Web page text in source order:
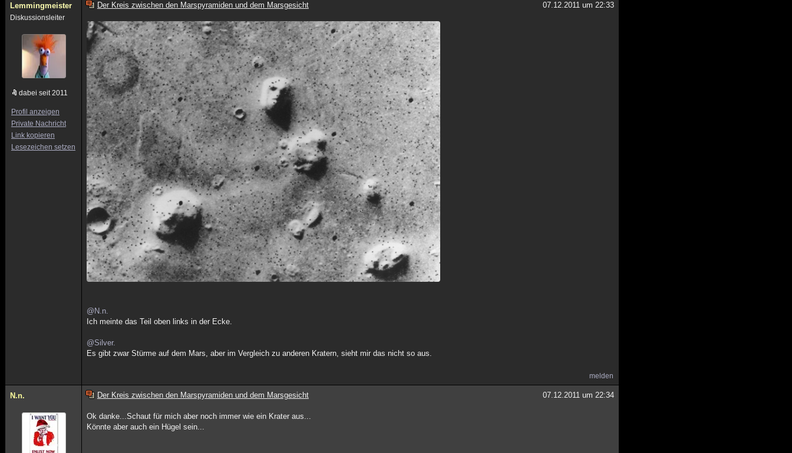
Lemmingmeister
Diskussionsleiter
dabei seit 2011
Profil anzeigen
Private Nachricht
Link kopieren
Lesezeichen setzen
Der Kreis zwischen den Marspyramiden und dem Marsgesicht 07.12.2011 um 22:33
@N.n.
Ich meinte das Teil oben links in der Ecke.
@Silver.
Es gibt zwar Stürme auf dem Mars, aber im Vergleich zu anderen Kratern, sieht mir das nicht so aus.
melden
N.n. Der Kreis zwischen den Marspyramiden und dem Marsgesicht 07.12.2011 um 22:34
Ok danke...Schaut für mich aber noch immer wie ein Krater aus...
Könnte aber auch ein Hügel sein...